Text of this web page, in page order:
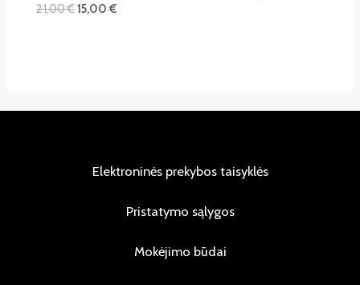
21,00€15,00€
Elektroninės prekybos taisyklės
Pristatymo sąlygos
Mokėjimo būdai